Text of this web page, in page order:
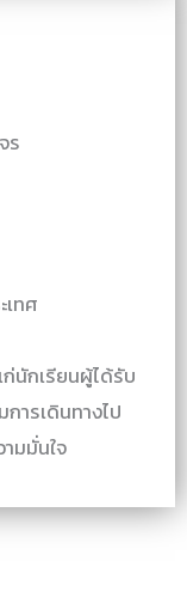
ร
ทศ
นักเรียนผู้ได้รับ
ารเดินทางไป
มมั่นใจ